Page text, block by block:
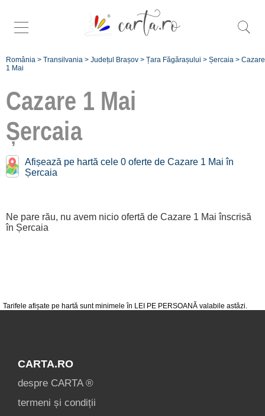
România > Transilvania > Județul Brașov > Țara Făgărașului > Șercaia > Cazare
1 Mai
Cazare 1 Mai
Șercaia
Afișează pe hartă cele 0 oferte de Cazare 1 Mai în
Șercaia
Tarifele afișate pe hartă sunt minimele în LEI PE PERSOANĂ valabile astăzi.
Ne pare rău, nu avem nicio ofertă de Cazare 1 Mai înscrisă
în Șercaia
o unitate de
R T A ®
login
CARTA.RO
despre CARTA ®
termeni și condiții